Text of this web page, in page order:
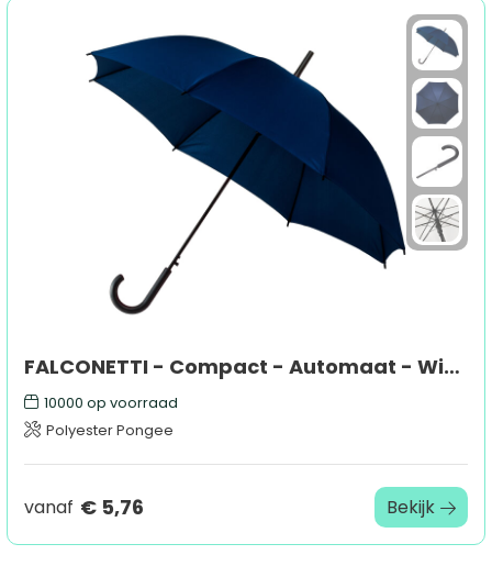
FALCONETTI - Compact - Automaat - Windproof - 102 cm
10000 op voorraad
Polyester Pongee
vanaf € 5,76 Bekijk